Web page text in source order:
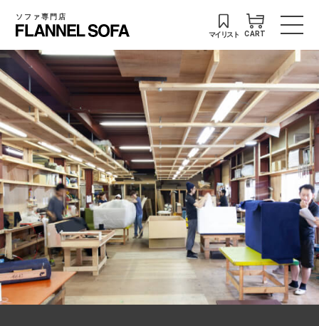
ソファ専門店
マイリスト CART